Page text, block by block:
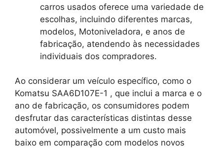
carros usados oferece uma variedade de
escolhas, incluindo diferentes marcas,
modelos, Motoniveladora, e anos de
fabricação, atendendo às necessidades
individuais dos compradores.
Ao considerar um veículo específico, como o
Komatsu SAA6D107E-1 , que inclui a marca e o
ano de fabricação, os consumidores podem
desfrutar das características distintas desse
automóvel, possivelmente a um custo mais
baixo em comparação com modelos novos